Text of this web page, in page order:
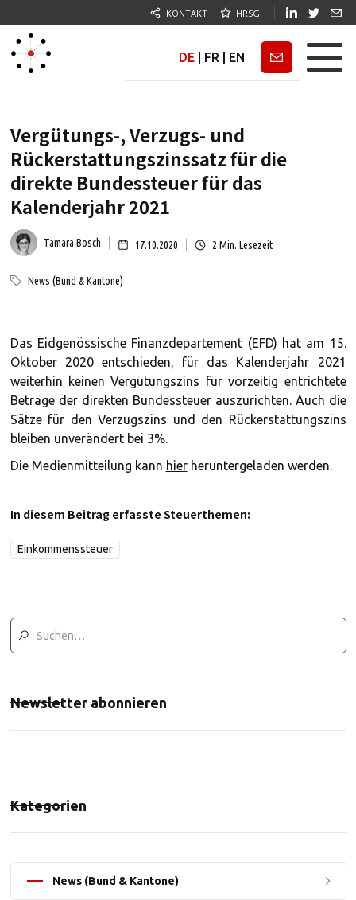
KONTAKT HRSG
DE FR EN Newsletter
Vergütungs-, Verzugs- und
Rückerstattungszinssatz für die
direkte Bundessteuer für das
Kalenderjahr 2021
Tamara Bosch 17.10.2020 2 Min. Lesezeit
News (Bund & Kantone)
Das Eidgenössische Finanzdepartement (EFD) hat am 15.
Oktober 2020 entschieden, für das Kalenderjahr 2021
weiterhin keinen Vergütungszins für vorzeitig entrichtete
Beträge der direkten Bundessteuer auszurichten. Auch die
Sätze für den Verzugszins und den Rückerstattungszins
bleiben unverändert bei 3%.
Die Medienmitteilung kann hierheruntergeladen werden.
In diesem Beitrag erfasste Steuerthemen:
Einkommenssteuer
Newsletter abonnieren
Kategorien
News (Bund & Kantone)